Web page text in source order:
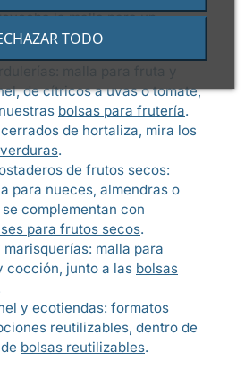
TODO
la malla para un
de cítricos a uvas o tomate,
bolsas para frutería.
de hortaliza, mira los
.
de frutos secos:
para nueces, almendras o
complementan con
para frutos secos.
malla para
cocción, junto a las bolsas
y ecotiendas: formatos
reutilizables, dentro de
bolsas reutilizables.